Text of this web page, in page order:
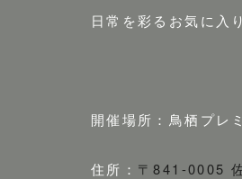
日常を彩るお気に入
開催場所：鳥栖プレ
住所： 〒841-0005